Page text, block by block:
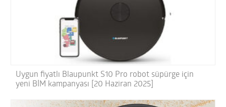
Uygun fiyatlı Blaupunkt S10 Pro robot süpürge için
yeni BİM kampanyası [20 Haziran 2025]